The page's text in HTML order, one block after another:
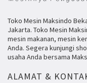
Toko Mesin Maksindo
Jakarta. Toko Mesin
mesin makanan, mesin
Anda. Segera kunjungi
usaha Anda bersama
ALAMAT &